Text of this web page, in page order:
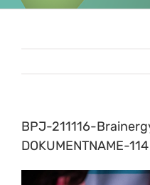
BPJ-211116-
DOKUMENTNAME-114